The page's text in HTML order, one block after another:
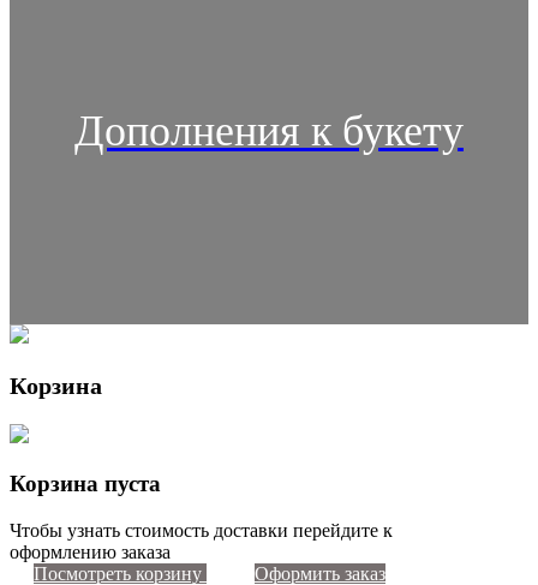
Дополнения к букету
Корзина
Корзина пуста
Чтобы узнать стоимость доставки перейдите к
оформлению заказа
Посмотреть корзину
Оформить заказ